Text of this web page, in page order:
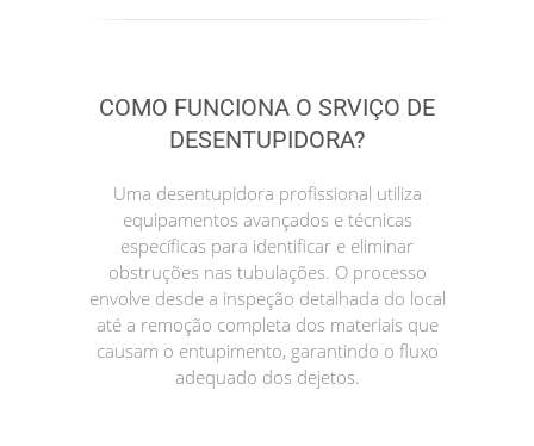
COMO FUNCIONA O SRVIÇO DE
DESENTUPIDORA?
Uma desentupidora profissional utiliza
equipamentos avançados e técnicas
específicas para identificar e eliminar
obstruções nas tubulações. O processo
envolve desde a inspeção detalhada do local
até a remoção completa dos materiais que
causam o entupimento, garantindo o fluxo
adequado dos dejetos.